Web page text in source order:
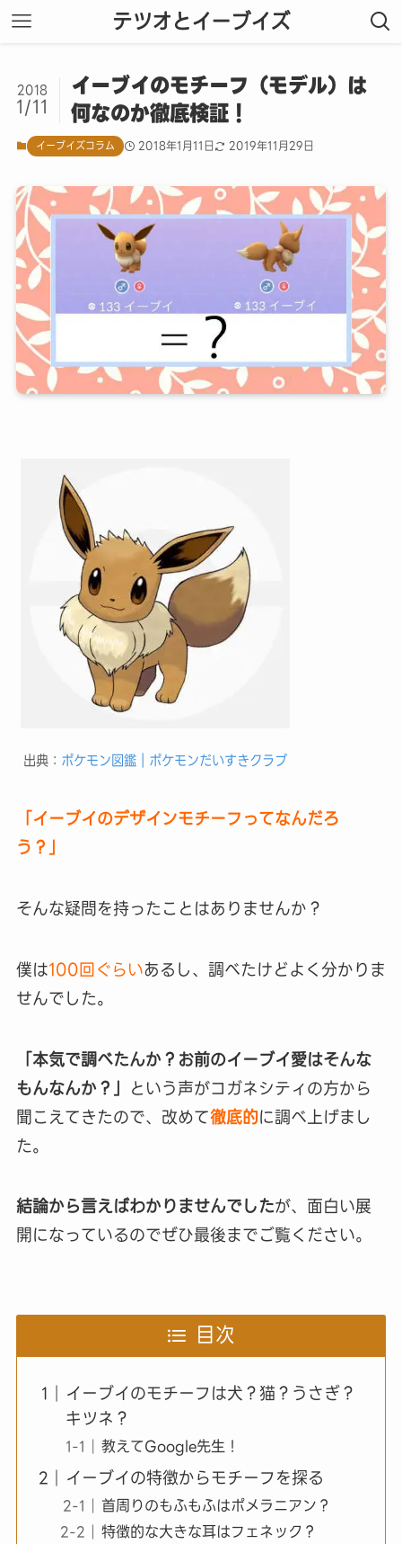
テツオとイーブイズ
イーブイのモチーフ（モデル）は
何なのか徹底検証！
2018
1/11
イーブイズコラム 2018年1月11日 2019年11月29日
出典： ポケモン図鑑｜ポケモンだいすきクラブ
「イーブイのデザインモチーフってなんだろ
う？」
そんな疑問を持ったことはありませんか？
僕は100回ぐらいあるし、調べたけどよく分かりま
せんでした。
「本気で調べたんか？お前のイーブイ愛はそんな
もんなんか？」 という声がコガネシティの方から
聞こえてきたので、改めて徹底的に調べ上げまし
た。
結論から言えばわかりませんでしたが、面白い展
開になっているのでぜひ最後までご覧ください。
目次
イーブイのモチーフは犬？猫？うさぎ？
キツネ？
教えてGoogle先生！
イーブイの特徴からモチーフを探る
首周りのもふもふはポメラニアン？
特徴的な大きな耳はフェネック？